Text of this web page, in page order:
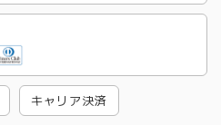
キャリア決済